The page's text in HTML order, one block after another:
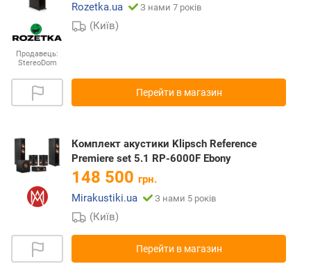
Продавець:
StereoDom
Rozetka.ua
З нами 7 років
(Київ)
Перейти в магазин
Комплект акустики Klipsch Reference
Premiere set 5.1 RP-6000F Ebony
148 500 грн.
Mirakustiki.ua
З нами 5 років
(Київ)
Перейти в магазин